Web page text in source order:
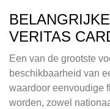
VERITAS
Een van de grootste
beschikbaarheid van
waardoor eenvoudige
worden, zowel